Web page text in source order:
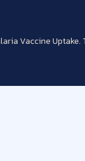
Vaccine Uptake.